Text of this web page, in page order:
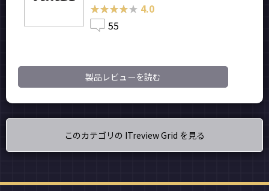
★★★★★
★★★★★ 4.0
55
製品レビューを読む
このカテゴリの ITreview Grid を見る